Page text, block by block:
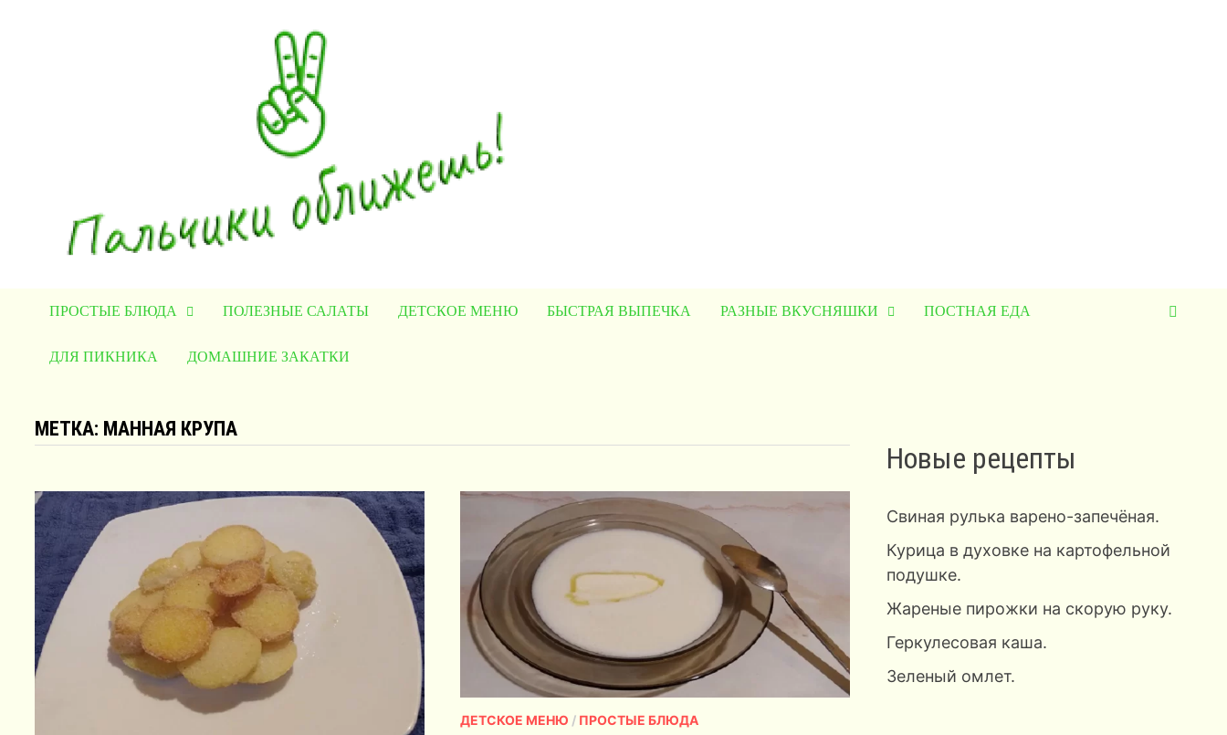
ПРОСТЫЕ БЛЮДА ПОЛЕЗНЫЕ САЛАТЫ ДЕТСКОЕ МЕНЮ БЫСТРАЯ ВЫПЕЧКА РАЗНЫЕ ВКУСНЯШКИ ПОСТНАЯ ЕДА
ДЛЯ ПИКНИКА ДОМАШНИЕ ЗАКАТКИ
МЕТКА: МАННАЯ КРУПА
ДЕТСКОЕ МЕНЮ / ПРОСТЫЕ БЛЮДА
Новые рецепты
Свиная рулька варено-запечёная.
Курица в духовке на картофельной
подушке.
Жареные пирожки на скорую руку.
Геркулесовая каша.
Зеленый омлет.